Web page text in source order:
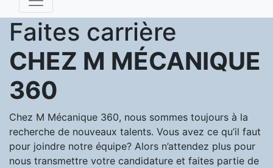
Faites carrière
CHEZ M MÉCANIQUE
360
Chez M Mécanique 360, nous sommes toujours à la
recherche de nouveaux talents. Vous avez ce qu’il faut
pour joindre notre équipe? Alors n’attendez plus pour
nous transmettre votre candidature et faites partie de